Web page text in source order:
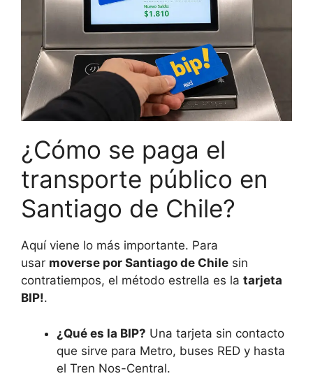
¿Cómo se paga el
transporte público en
Santiago de Chile?
Aquí viene lo más importante. Para
usar moverse por Santiago de Chile sin
contratiempos, el método estrella es la tarjeta
BIP!.
¿Qué es la BIP? Una tarjeta sin contacto
que sirve para Metro, buses RED y hasta
el Tren Nos-Central.